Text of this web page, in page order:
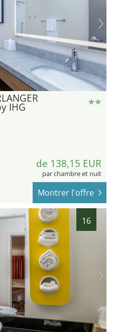
IHG
de 138,15 EUR
par chambre et nuit
Montrer l'offre
16